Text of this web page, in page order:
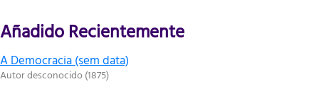
Añadido Recientemente
A Democracia (sem data)
Autor desconocido(1875)